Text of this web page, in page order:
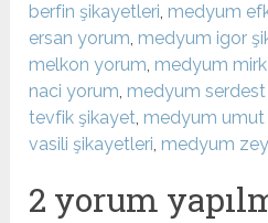
berfin şikayetleri, medyum
ersan yorum, medyum igor
melkon yorum, medyum
naci yorum, medyum
tevfik şikayet, medyum
vasili şikayetleri, medyum
2 yorum